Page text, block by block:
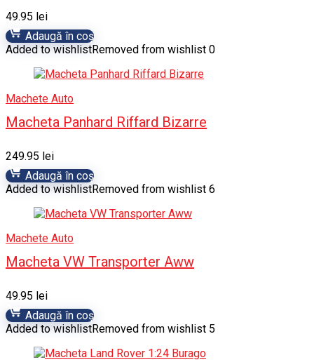
49.95 lei
Adaugă în coș
Added to wishlistRemoved from wishlist 0
Machete Auto
Macheta Panhard Riffard Bizarre
249.95 lei
Adaugă în coș
Added to wishlistRemoved from wishlist 6
Machete Auto
Macheta VW Transporter Aww
49.95 lei
Adaugă în coș
Added to wishlistRemoved from wishlist 5